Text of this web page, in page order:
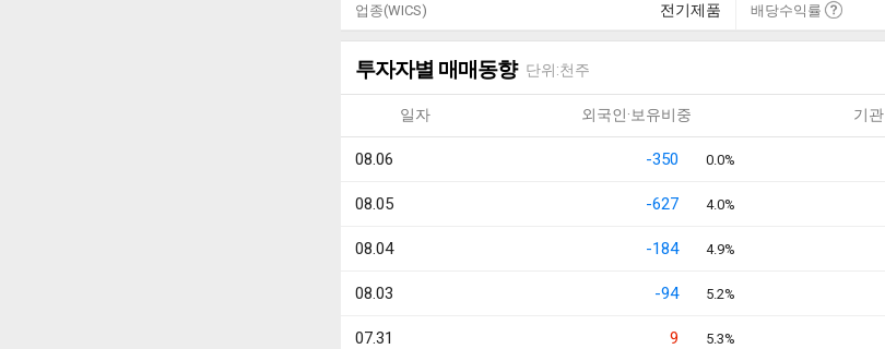
업종(WICS) 전기제품 배당수익률
투자자별 매매동향 단위:천주
일자 외국인·보유비중 기관
08.06 -350 0.0%
08.05 -627 4.0%
08.04 -184 4.9%
08.03 -94 5.2%
07.31 9 5.3%